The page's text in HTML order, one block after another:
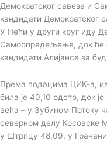
Демократског савеза и
кандидати
У Пећи у други круг иду
Самоопредељење, док ће
кандидати Алијансе за
Према подацима ЦИК-а,
била је 40,10 одсто, док
већа – у Зубином Потоку
северном делу Косовске
у Штрпцу 48,09, у